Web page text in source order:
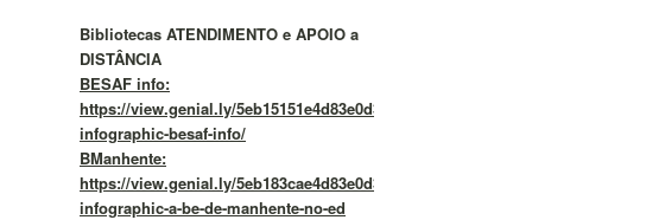
Bibliotecas ATENDIMENTO e APOIO a
DISTÂNCIA
BESAF info:
https://view.genial.ly/5eb15151e4d83e0d37f292b4/vertical-
infographic-besaf-info/
BManhente:
https://view.genial.ly/5eb183cae4d83e0d37f2a57c/vertical-
infographic-a-be-de-manhente-no-ed